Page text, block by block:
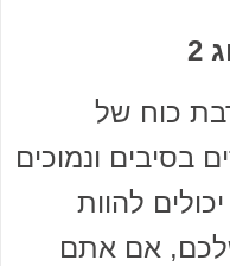
כוח של
בסיבים ונמוכים
להוות
אם אתם